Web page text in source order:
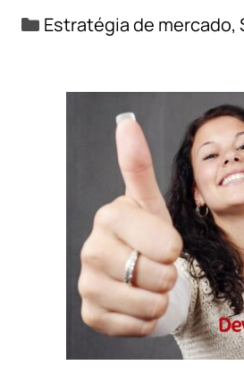
Categorias
Estratégia de mercado,